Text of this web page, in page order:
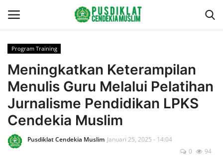
Beranda
Redaksi
Profil
Program Training
Meningkatkan Keterampilan
Menulis Guru Melalui Pelatihan
Jurnalisme Pendidikan LPKS
Cendekia Muslim
Pusdiklat Cendekia Muslim Januari 25, 2025 - 14:04
0
94